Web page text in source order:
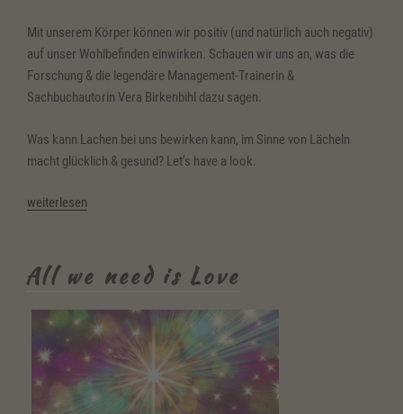
Mit unserem Körper können wir positiv (und natürlich auch negativ)
auf unser Wohlbefinden einwirken. Schauen wir uns an, was die
Forschung & die legendäre Management-Trainerin &
Sachbuchautorin Vera Birkenbihl dazu sagen.
Was kann Lachen bei uns bewirken kann, im Sinne von Lächeln
macht glücklich & gesund? Let’s have a look.
„Lachen
weiterlesen
All we need is Love